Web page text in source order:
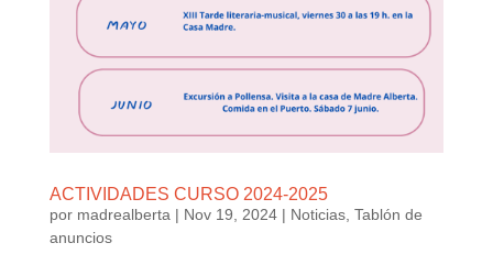
ACTIVIDADES CURSO 2024-2025
por madrealberta | Nov 19, 2024| Noticias, Tablón de
anuncios